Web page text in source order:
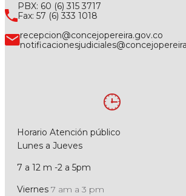
PBX: 60 (6) 315 3717
Fax: 57 (6) 333 1018
recepcion@concejopereira.gov.co
Horario Atención público
Lunes a Jueves
7 a 12 m -2 a 5pm
Viernes 7 am a 3 pm